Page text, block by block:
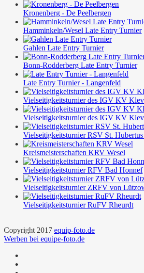
Kronenberg - De Peelbergen
Hamminkeln/Wesel Late Entry Turnier
Gahlen Late Entry Turnier
Bonn-Rodderberg Late Entry Turnier
Late Entry Turnier - Langenfeld
Vielseitigkeitsturnier des IGV KV
Vielseitigkeitsturnier des IGV KV
Vielseitigkeitsturnier RSV St.
Kreismeisterschaften KRV Wesel
Vielseitigkeitsturnier RFV Bad Honnef
Vielseitigkeitsturnier ZRFV von
Vielseitigkeitsturnier RuFV Rheurdt
Copyright 2017 equip-foto.de
Werben bei equipe-foto.de